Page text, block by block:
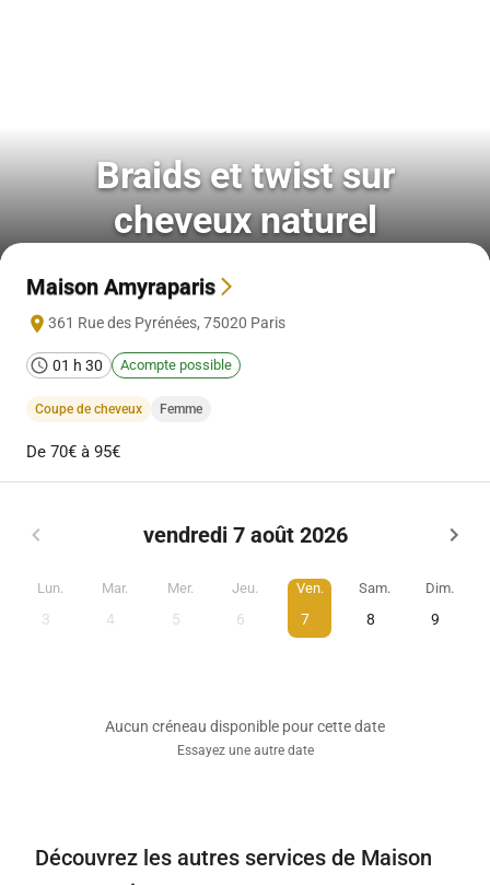
Braids et twist sur
cheveux naturel
Maison Amyraparis
361 Rue des Pyrénées, 75020 Paris
01 h 30 Acompte possible
Coupe de cheveux Femme
De 70€ à 95€
vendredi 7 août 2026
Lun.
3
Mar.
4
Mer.
5
Jeu.
6
Ven.
7
Sam.
8
Dim.
9
Aucun créneau disponible pour cette date
Essayez une autre date
Découvrez les autres services de Maison